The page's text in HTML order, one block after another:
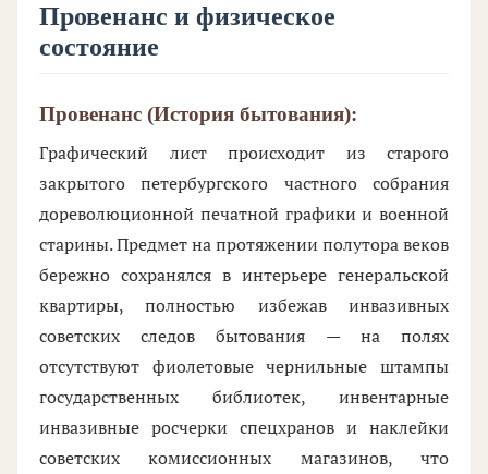
Провенанс и физическое
состояние
Провенанс (История бытования):
Графический лист происходит из старого
закрытого петербургского частного собрания
дореволюционной печатной графики и военной
старины. Предмет на протяжении полутора веков
бережно сохранялся в интерьере генеральской
квартиры, полностью избежав инвазивных
советских следов бытования — на полях
отсутствуют фиолетовые чернильные штампы
государственных библиотек, инвентарные
инвазивные росчерки спецхранов и наклейки
советских комиссионных магазинов, что